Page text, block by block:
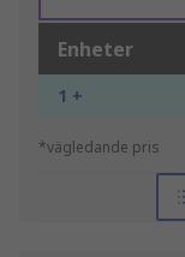
Enheter
1 +
*vägledande pris